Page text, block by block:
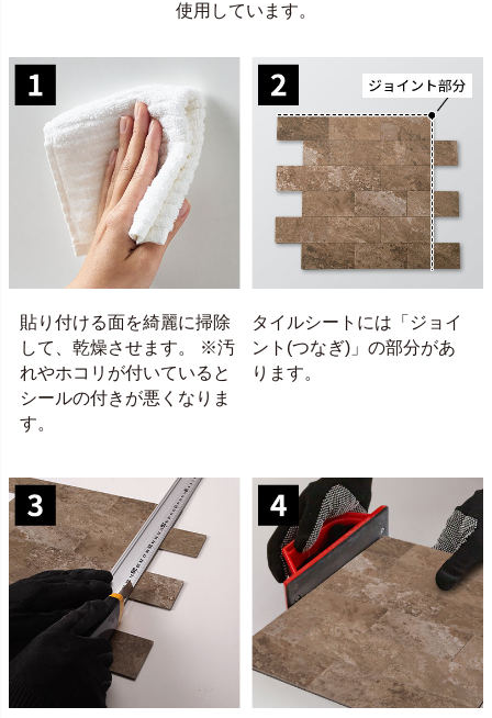
使用しています。
貼り付ける面を綺麗に掃除
して、乾燥させます。 ※汚
れやホコリが付いていると
シールの付きが悪くなりま
す。
タイルシートには「ジョイ
ント(つなぎ)」の部分があ
ります。